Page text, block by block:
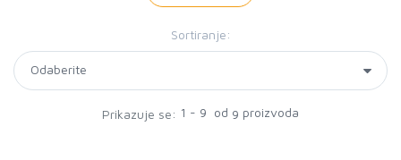
Sortiranje:
Prikazuje se: 1 - 9 od 9 proizvoda